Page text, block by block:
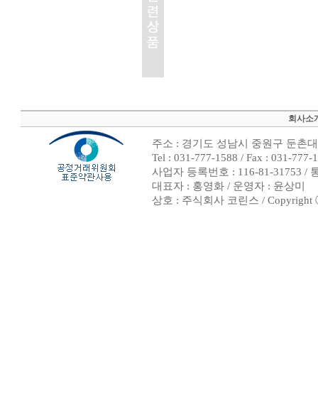
회사소
주소 : 경기도 성남시 중원구 둔촌
Tel : 031-777-1588 / Fax : 031-
사업자 등록번호 : 116-81-31753 /
대표자 : 홍영화 / 운영자 : 윤상미
상호 : 주식회사 코린스 / Copyright